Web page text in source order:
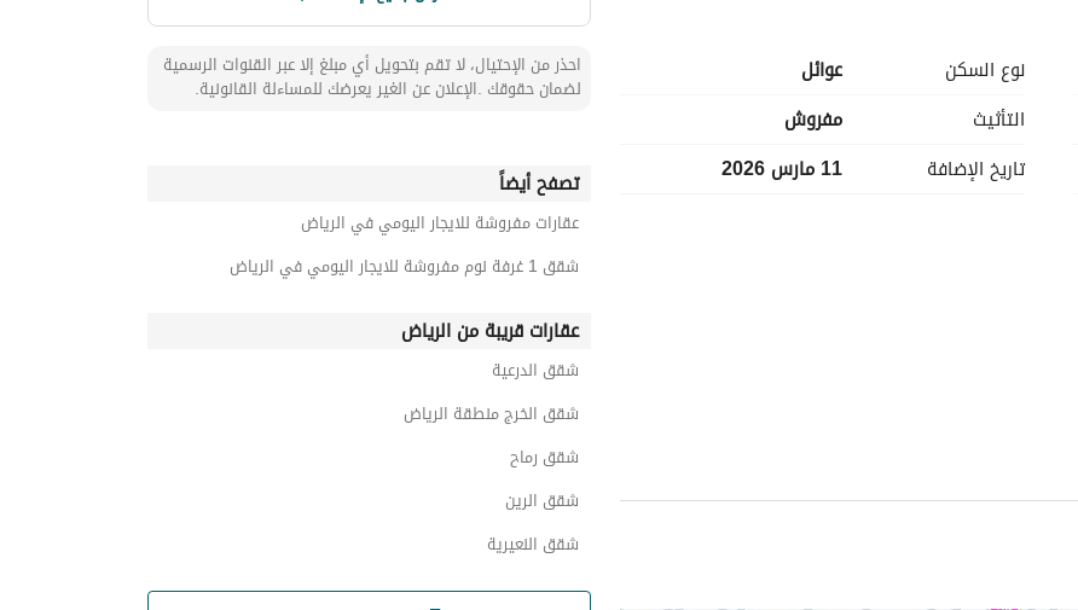
نوع السكن
عوائل
التأثيث
مفروش
تاريخ الإضافة
11 مارس 2026
احذر من الإحتيال، لا تقم بتحويل أي مبلغ إلا عبر القنوات الرسمية
لضمان حقوقك .الإعلان عن الغير يعرضك للمساءلة القانونية.
تصفح أيضاً
عقارات مفروشة للايجار اليومي في الرياض
شقق 1 غرفة نوم مفروشة للايجار اليومي في الرياض
عقارات قريبة من الرياض
شقق الدرعية
شقق الخرج منطقة الرياض
شقق رماح
شقق الرين
شقق النعيرية